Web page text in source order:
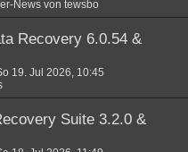
News von tewsbo
Recovery 6.0.54 &
19. Jul 2026, 10:45
Suite 3.2.0 &